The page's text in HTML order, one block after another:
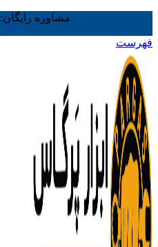
مشاوره رایگان:
فهرست